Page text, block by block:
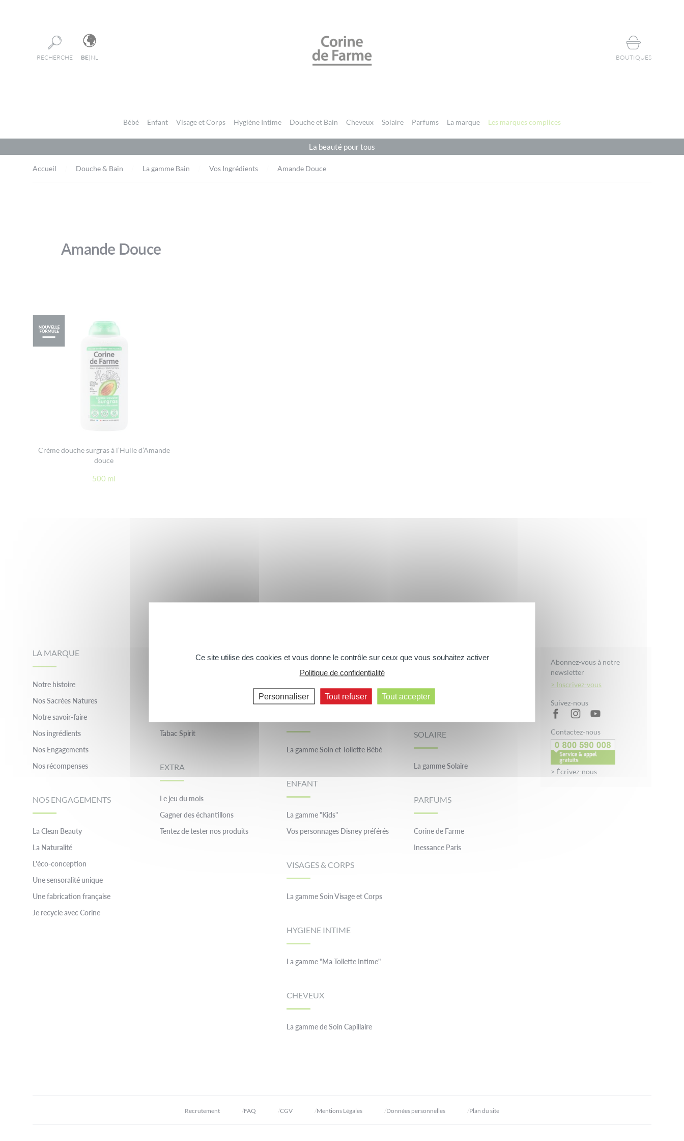
RECHERCHE BE| NL BOUTIQUES
Bébé Enfant Visage et Corps Hygiène Intime Douche et Bain Cheveux Solaire Parfums La marque Les marques complices
La beauté pour tous
Accueil Douche & Bain La gamme Bain Vos Ingrédients Amande Douce
Amande Douce
Crème douche surgras à l’Huile d’Amande
douce
500 ml
LA MARQUE
Notre histoire
Nos Sacrées Natures
Notre savoir-faire
Nos ingrédients
Nos Engagements
Nos récompenses
NOS ENGAGEMENTS
La Clean Beauty
La Naturalité
L'éco-conception
Une sensoralité unique
Une fabrication française
Je recycle avec Corine
NOS MARQUES COMPLICES
Tabac Spirit
EXTRA
Le jeu du mois
Gagner des échantillons
Tentez de tester nos produits
BIO
La gamme Soin et Toilette Bébé
ENFANT
La gamme "Kids"
Vos personnages Disney préférés
VISAGES & CORPS
La gamme Soin Visage et Corps
HYGIENE INTIME
La gamme "Ma Toilette Intime"
CHEVEUX
La gamme de Soin Capillaire
DOUCHE &AMP; BAIN
La gamme Bain
SOLAIRE
La gamme Solaire
PARFUMS
Corine de Farme
Inessance Paris
Abonnez-vous à notre
newsletter
> Inscrivez-vous
Suivez-nous
Contactez-nous
> Écrivez-nous
Recrutement FAQ CGV Mentions Légales Données personnelles Plan du site
Ce site utilise des cookies et vous donne le contrôle sur ceux que vous souhaitez activer
Politique de confidentialité
Personnaliser Tout refuser Tout accepter